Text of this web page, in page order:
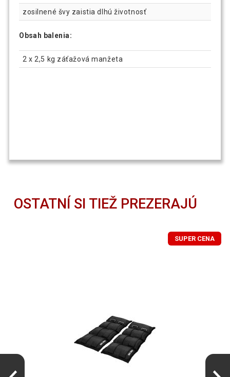
zosilnené švy zaistia dlhú životnosť
Obsah balenia:
2 x 2,5 kg záťažová manžeta
OSTATNÍ SI TIEŽ PREZERAJÚ
SUPER CENA